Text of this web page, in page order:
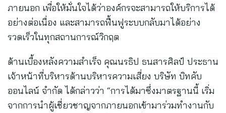
ภายนอก เพื่อให้มั่นใจได้ว่าองค์กรจะสามารถให้บริการได้
อย่างต่อเนื่อง และสามารถฟื้นฟูระบบกลับมาได้อย่าง
รวดเร็วในทุกสถานการณ์วิกฤต
ด้านเบื้องหลังความสำเร็จ คุณนรธิป ธนสารศิลป์ ประธาน
เจ้าหน้าที่บริหารด้านบริหารความเสี่ยง บริษัท บิทคับ
ออนไลน์ จำกัด ได้กล่าวว่า “การได้มาซึ่งมาตรฐานนี้ เริ่ม
จากการนำผู้เชี่ยวชาญจากภายนอกเข้ามาร่วมทำงานกับ